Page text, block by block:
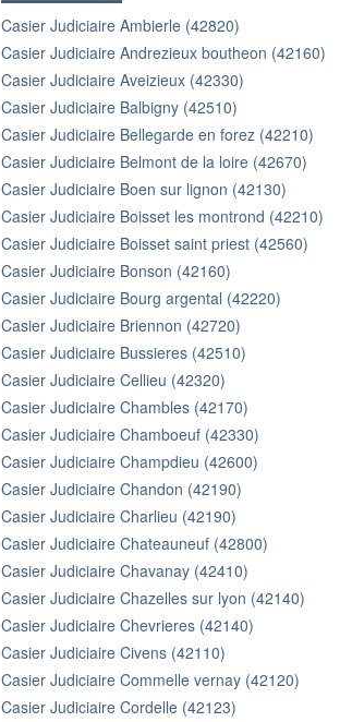
Casier Judiciaire Ambierle (42820)
Casier Judiciaire Andrezieux boutheon (42160)
Casier Judiciaire Aveizieux (42330)
Casier Judiciaire Balbigny (42510)
Casier Judiciaire Bellegarde en forez (42210)
Casier Judiciaire Belmont de la loire (42670)
Casier Judiciaire Boen sur lignon (42130)
Casier Judiciaire Boisset les montrond (42210)
Casier Judiciaire Boisset saint priest (42560)
Casier Judiciaire Bonson (42160)
Casier Judiciaire Bourg argental (42220)
Casier Judiciaire Briennon (42720)
Casier Judiciaire Bussieres (42510)
Casier Judiciaire Cellieu (42320)
Casier Judiciaire Chambles (42170)
Casier Judiciaire Chamboeuf (42330)
Casier Judiciaire Champdieu (42600)
Casier Judiciaire Chandon (42190)
Casier Judiciaire Charlieu (42190)
Casier Judiciaire Chateauneuf (42800)
Casier Judiciaire Chavanay (42410)
Casier Judiciaire Chazelles sur lyon (42140)
Casier Judiciaire Chevrieres (42140)
Casier Judiciaire Civens (42110)
Casier Judiciaire Commelle vernay (42120)
Casier Judiciaire Cordelle (42123)